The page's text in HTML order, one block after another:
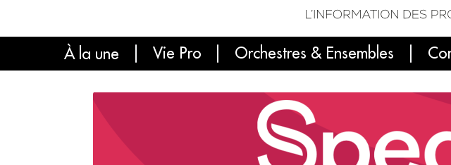
À la une Vie Pro Orchestres & Ensembles
L'info du jour Le